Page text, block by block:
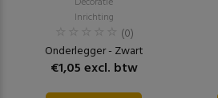
Inrichting
(0)
Onderlegger - Zwart
€1,05 excl. btw